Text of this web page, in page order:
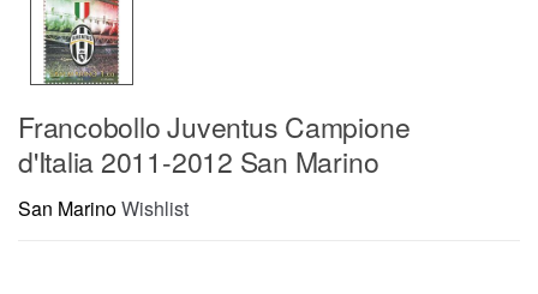
Francobollo Juventus Campione
d'Italia 2011-2012 San Marino
San MarinoWishlist